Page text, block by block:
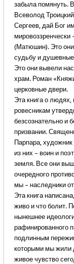
забыла помянуть.
Всеволод
Сергеев, дай Бог
мировоззренчески
(Матюшин). Это
судьбу и
Это они вывели
храм. Роман
церковные двери.
Эта книга о
ровесникам
безсознательно и
призвании.
Парпара,
из них – воин и
земля. Все они
очередного
мы – наследники
Эта книга
живо и что болит.
нынешнее
рафинированного
подлинным
которыми мы жили
живое чувство